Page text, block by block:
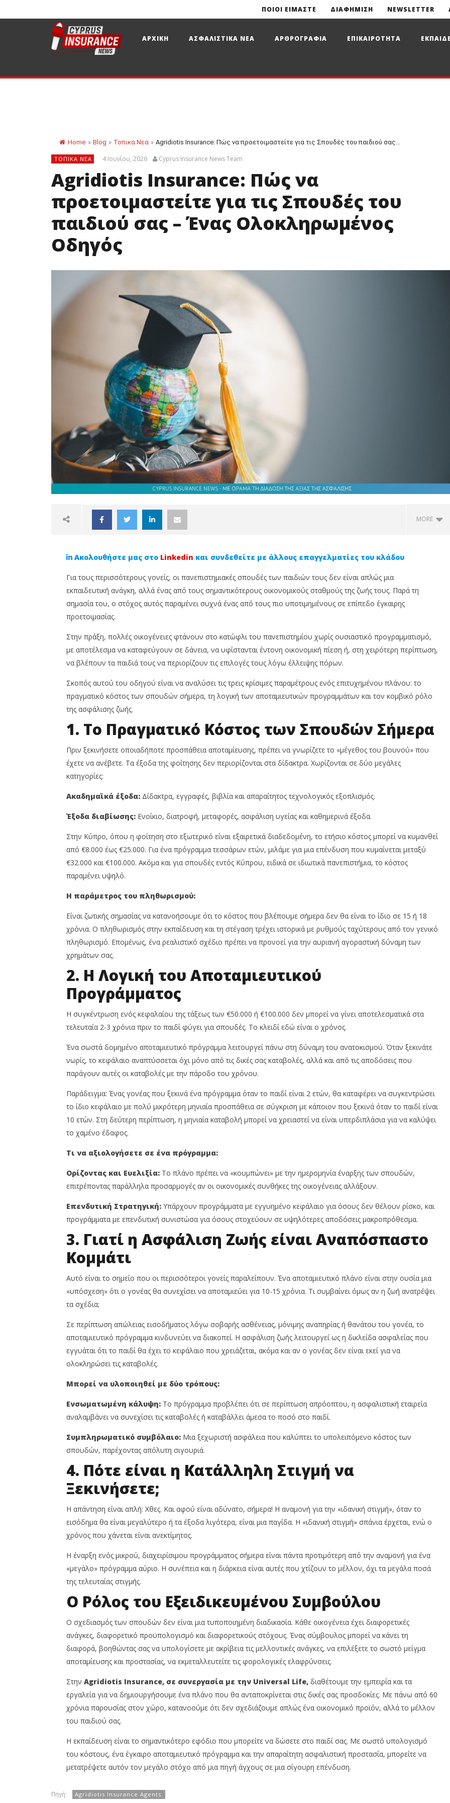
ΠΟΙΟΙ ΕΙΜΑΣΤΕ ΔΙΑΦΗΜΙΣΗ NEWSLETTER
ΑΡΧΙΚΗ ΑΣΦΑΛΙΣΤΙΚΑ ΝΕΑ ΑΡΘΡΟΓΡΑΦΙΑ ΕΠΙΚΑΙΡΟΤΗΤΑ
Home » Blog » Τοπικα Νεα » Agridiotis Insurance: Πώς να προετοιμαστείτε για τις Σπουδές του παιδιού σας...
ΤΟΠΙΚΑ ΝΕΑ 4 Ιουνίου, 2026 Cyprus Insurance News Team
Agridiotis Insurance: Πώς να
προετοιμαστείτε για τις Σπουδές του
παιδιού σας – Ένας Ολοκληρωμένος
Οδηγός
MORE
NOW VIEWING
Agridiotis Insurance: Πώς να
προετοιμαστείτε για τις
Σπουδές του παιδιού σας –
4
2026
Cyprus
Insurance
News
Team
Agridiotis Insurance: Πότε η
Term Ασφάλιση είναι η
καλύτερη επιλογή;
Ιουνίου,
Cyprus
Anytime: Φεύγεις διακοπές;
Προστάτευσε την επιχείρησή
σου πριν κλείσεις
Ιουνίου,
Cyprus
Ακολουθήστε μας στο Linkedin και συνδεθείτε με άλλους επαγγελματίες του κλάδου
Για τους περισσότερους γονείς, οι πανεπιστημιακές σπουδές των παιδιών τους δεν είναι απλώς μια
εκπαιδευτική ανάγκη, αλλά ένας από τους σημαντικότερους οικονομικούς σταθμούς της ζωής τους. Παρά τη
σημασία του, ο στόχος αυτός παραμένει συχνά ένας από τους πιο υποτιμημένους σε επίπεδο έγκαιρης
προετοιμασίας.
Στην πράξη, πολλές οικογένειες φτάνουν στο κατώφλι του πανεπιστημίου χωρίς ουσιαστικό προγραμματισμό,
με αποτέλεσμα να καταφεύγουν σε δάνεια, να υφίστανται έντονη οικονομική πίεση ή, στη χειρότερη περίπτωση,
να βλέπουν τα παιδιά τους να περιορίζουν τις επιλογές τους λόγω έλλειψης πόρων.
Σκοπός αυτού του οδηγού είναι να αναλύσει τις τρεις κρίσιμες παραμέτρους ενός επιτυχημένου πλάνου: το
πραγματικό κόστος των σπουδών σήμερα, τη λογική των αποταμιευτικών προγραμμάτων και τον κομβικό ρόλο
της ασφάλισης ζωής.
1. Το Πραγματικό Κόστος των Σπουδών Σήμερα
Πριν ξεκινήσετε οποιαδήποτε προσπάθεια αποταμίευσης, πρέπει να γνωρίζετε το «μέγεθος του βουνού» που
έχετε να ανέβετε. Τα έξοδα της φοίτησης δεν περιορίζονται στα δίδακτρα. Χωρίζονται σε δύο μεγάλες
κατηγορίες:
Ακαδημαϊκά έξοδα:Δίδακτρα, εγγραφές, βιβλία και απαραίτητος τεχνολογικός εξοπλισμός.
Έξοδα διαβίωσης:Ενοίκιο, διατροφή, μεταφορές, ασφάλιση υγείας και καθημερινά έξοδα.
Στην Κύπρο, όπου η φοίτηση στο εξωτερικό είναι εξαιρετικά διαδεδομένη, το ετήσιο κόστος μπορεί να κυμανθεί
από €8.000 έως €25.000. Για ένα πρόγραμμα τεσσάρων ετών, μιλάμε για μια επένδυση που κυμαίνεται μεταξύ
€32.000 και €100.000. Ακόμα και για σπουδές εντός Κύπρου, ειδικά σε ιδιωτικά πανεπιστήμια, το κόστος
παραμένει υψηλό.
Η παράμετρος του πληθωρισμού:
Είναι ζωτικής σημασίας να κατανοήσουμε ότι το κόστος που βλέπουμε σήμερα δεν θα είναι το ίδιο σε 15 ή 18
χρόνια. Ο πληθωρισμός στην εκπαίδευση και τη στέγαση τρέχει ιστορικά με ρυθμούς ταχύτερους από τον γενικό
πληθωρισμό. Επομένως, ένα ρεαλιστικό σχέδιο πρέπει να προνοεί για την αυριανή αγοραστική δύναμη των
χρημάτων σας.
2. Η Λογική του Αποταμιευτικού
Προγράμματος
Η συγκέντρωση ενός κεφαλαίου της τάξεως των €50.000 ή €100.000 δεν μπορεί να γίνει αποτελεσματικά στα
τελευταία 2-3 χρόνια πριν το παιδί φύγει για σπουδές. Το κλειδί εδώ είναι ο χρόνος.
Ένα σωστά δομημένο αποταμιευτικό πρόγραμμα λειτουργεί πάνω στη δύναμη του ανατοκισμού. Όταν ξεκινάτε
νωρίς, το κεφάλαιο αναπτύσσεται όχι μόνο από τις δικές σας καταβολές, αλλά και από τις αποδόσεις που
παράγουν αυτές οι καταβολές με την πάροδο του χρόνου.
Παράδειγμα: Ένας γονέας που ξεκινά ένα πρόγραμμα όταν το παιδί είναι 2 ετών, θα καταφέρει να συγκεντρώσει
το ίδιο κεφάλαιο με πολύ μικρότερη μηνιαία προσπάθεια σε σύγκριση με κάποιον που ξεκινά όταν το παιδί είναι
10 ετών. Στη δεύτερη περίπτωση, η μηνιαία καταβολή μπορεί να χρειαστεί να είναι υπερδιπλάσια για να καλύψει
το χαμένο έδαφος.
Τι να αξιολογήσετε σε ένα πρόγραμμα:
Ορίζοντας και Ευελιξία:Το πλάνο πρέπει να «κουμπώνει» με την ημερομηνία έναρξης των σπουδών,
επιτρέποντας παράλληλα προσαρμογές αν οι οικονομικές συνθήκες της οικογένειας αλλάξουν.
Επενδυτική Στρατηγική:Υπάρχουν προγράμματα με εγγυημένο κεφάλαιο για όσους δεν θέλουν ρίσκο, και
προγράμματα με επενδυτική συνιστώσα για όσους στοχεύουν σε υψηλότερες αποδόσεις μακροπρόθεσμα.
3. Γιατί η Ασφάλιση Ζωής είναι Αναπόσπαστο
Κομμάτι
Αυτό είναι το σημείο που οι περισσότεροι γονείς παραλείπουν. Ένα αποταμιευτικό πλάνο είναι στην ουσία μια
«υπόσχεση» ότι ο γονέας θα συνεχίσει να αποταμιεύει για 10-15 χρόνια. Τι συμβαίνει όμως αν η ζωή ανατρέψει
τα σχέδια;
Σε περίπτωση απώλειας εισοδήματος λόγω σοβαρής ασθένειας, μόνιμης αναπηρίας ή θανάτου του γονέα, το
αποταμιευτικό πρόγραμμα κινδυνεύει να διακοπεί. Η ασφάλιση ζωής λειτουργεί ως η δικλείδα ασφαλείας που
εγγυάται ότι το παιδί θα έχει το κεφάλαιο που χρειάζεται, ακόμα και αν ο γονέας δεν είναι εκεί για να
ολοκληρώσει τις καταβολές.
Μπορεί να υλοποιηθεί με δύο τρόπους:
Ενσωματωμένη κάλυψη:Το πρόγραμμα προβλέπει ότι σε περίπτωση απρόοπτου, η ασφαλιστική εταιρεία
αναλαμβάνει να συνεχίσει τις καταβολές ή καταβάλλει άμεσα το ποσό στο παιδί.
Συμπληρωματικό συμβόλαιο:Μια ξεχωριστή ασφάλεια που καλύπτει το υπολειπόμενο κόστος των
σπουδών, παρέχοντας απόλυτη σιγουριά.
4. Πότε είναι η Κατάλληλη Στιγμή να
Ξεκινήσετε;
Η απάντηση είναι απλή: Χθες. Και αφού είναι αδύνατο, σήμερα! Η αναμονή για την «ιδανική στιγμή», όταν το
εισόδημα θα είναι μεγαλύτερο ή τα έξοδα λιγότερα, είναι μια παγίδα. Η «ιδανική στιγμή» σπάνια έρχεται, ενώ ο
χρόνος που χάνεται είναι ανεκτίμητος.
Η έναρξη ενός μικρού, διαχειρίσιμου προγράμματος σήμερα είναι πάντα προτιμότερη από την αναμονή για ένα
«μεγάλο» πρόγραμμα αύριο. Η συνέπεια και η διάρκεια είναι αυτές που χτίζουν το μέλλον, όχι τα μεγάλα ποσά
της τελευταίας στιγμής.
Ο Ρόλος του Εξειδικευμένου Συμβούλου
Ο σχεδιασμός των σπουδών δεν είναι μια τυποποιημένη διαδικασία. Κάθε οικογένεια έχει διαφορετικές
ανάγκες, διαφορετικό προϋπολογισμό και διαφορετικούς στόχους. Ένας σύμβουλος μπορεί να κάνει τη
διαφορά, βοηθώντας σας να υπολογίσετε με ακρίβεια τις μελλοντικές ανάγκες, να επιλέξετε το σωστό μείγμα
αποταμίευσης και προστασίας, να εκμεταλλευτείτε τις φορολογικές ελαφρύνσεις.
Στην Agridiotis Insurance, σε συνεργασία με την Universal Life,διαθέτουμε την εμπειρία και τα
εργαλεία για να δημιουργήσουμε ένα πλάνο που θα ανταποκρίνεται στις δικές σας προσδοκίες. Με πάνω από 60
χρόνια παρουσίας στον χώρο, κατανοούμε ότι δεν σχεδιάζουμε απλώς ένα οικονομικό προϊόν, αλλά το μέλλον
του παιδιού σας.
Η εκπαίδευση είναι το σημαντικότερο εφόδιο που μπορείτε να δώσετε στο παιδί σας. Με σωστό υπολογισμό
του κόστους, ένα έγκαιρο αποταμιευτικό πρόγραμμα και την απαραίτητη ασφαλιστική προστασία, μπορείτε να
μετατρέψετε αυτόν τον μεγάλο στόχο από μια πηγή άγχους σε μια σίγουρη επένδυση.
Πηγή: Agridiotis Insurance Agents.